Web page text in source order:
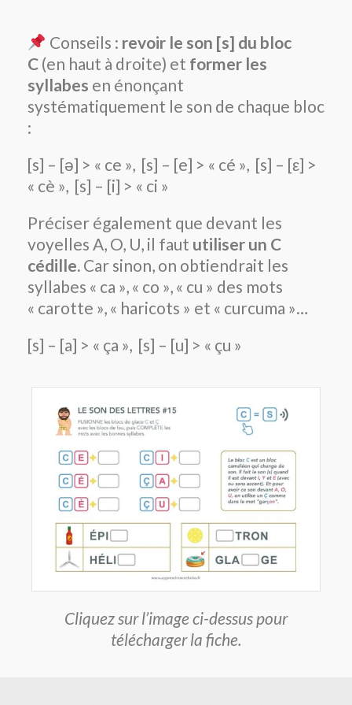
Conseils : revoir le son [s] du bloc
C (en haut à droite) et former les
syllabes en énonçant
systématiquement le son de chaque bloc
:
[s] – [ə] > « ce », [s] – [e] > « cé », [s] – [ε] >
« cè », [s] – [i] > « ci »
Préciser également que devant les
voyelles A, O, U, il faut utiliser un C
cédille. Car sinon, on obtiendrait les
syllabes « ca », « co », « cu » des mots
« carotte », « haricots » et « curcuma »…
[s] – [a] > « ça », [s] – [u] > « çu »
Cliquez sur l’image ci-dessus pour
télécharger la fiche.